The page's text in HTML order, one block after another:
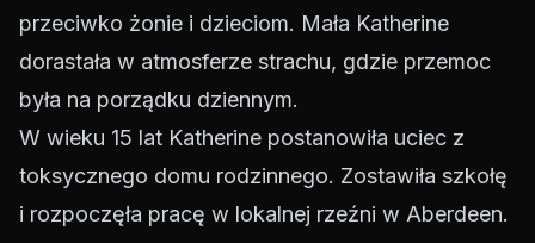
przeciwko żonie i dzieciom. Mała Katherine
dorastała w atmosferze strachu, gdzie przemoc
była na porządku dziennym.
W wieku 15 lat Katherine postanowiła uciec z
toksycznego domu rodzinnego. Zostawiła szkołę
i rozpoczęła pracę w lokalnej rzeźni w Aberdeen.